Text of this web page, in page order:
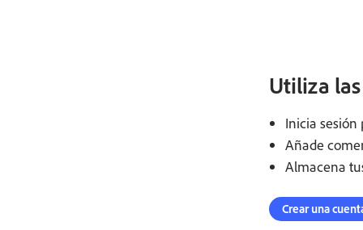
Utiliza
Inicia sesión
Añade
Almacena
Crear una